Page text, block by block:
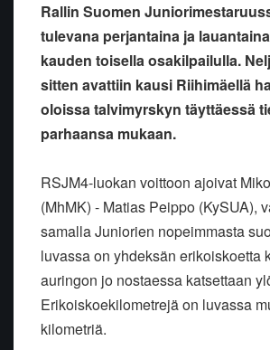
Rallin Suomen
tulevana perjantaina ja
kauden toisella osakilpailulla.
sitten avattiin kausi Riihimäellä
oloissa talvimyrskyn täyttäessä
parhaansa mukaan.
RSJM4-luokan voittoon ajoivat
(MhMK) - Matias Peippo (KySUA),
samalla Juniorien nopeimmasta
luvassa on yhdeksän erikoiskoetta
auringon jo nostaessa katsettaan
Erikoiskoekilometrejä on luvassa
kilometriä.